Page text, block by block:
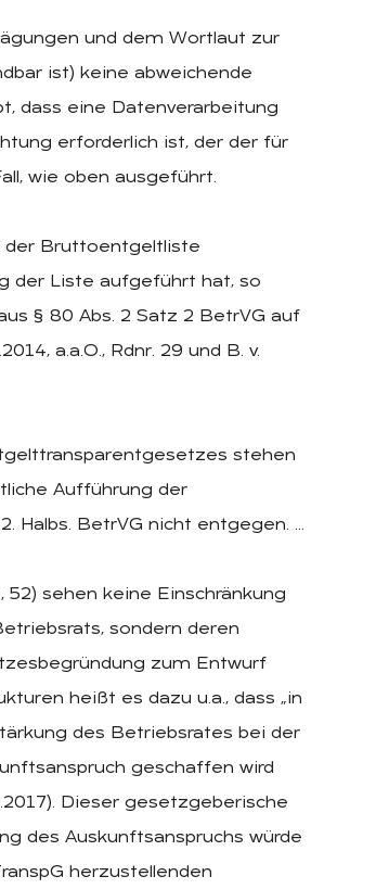
und dem Wortlaut zur
ist) keine abweichende
dass eine Datenverarbeitung
erforderlich ist, der der für
wie oben ausgeführt.
der Bruttoentgeltliste
der Liste aufgeführt hat, so
§ 80 Abs. 2 Satz 2 BetrVG auf
a.a.O., Rdnr. 29 und B. v.
stehen
Aufführung der
Halbs. BetrVG nicht entgegen. …
52) sehen keine Einschränkung
sondern deren
zum Entwurf
heißt es dazu u.a., dass „in
des Betriebsrates bei der
geschaffen wird
Dieser gesetzgeberische
des Auskunftsanspruchs würde
herzustellenden